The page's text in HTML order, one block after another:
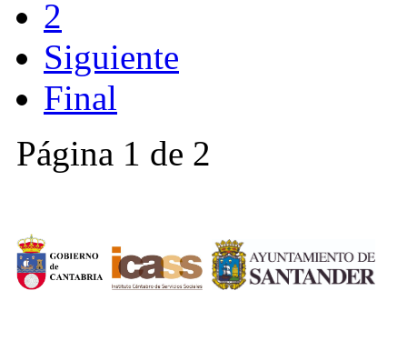
2
Siguiente
Final
Página 1 de 2